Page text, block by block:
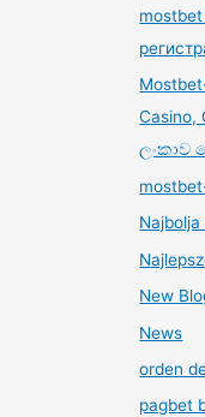
Casino,
ලංකාව
New
News
orden
pagbet